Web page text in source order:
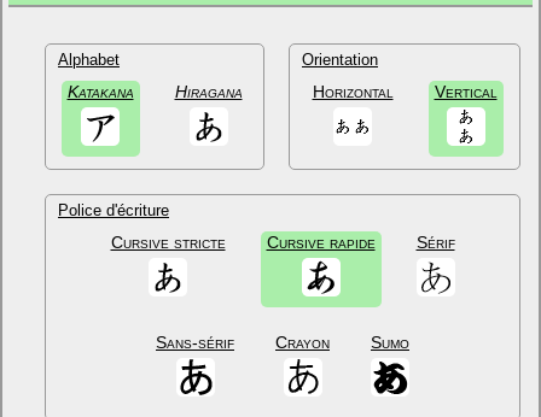
Alphabet
Katakana Hiragana
Orientation
Horizontal Vertical
Police d'écriture
Cursive stricte Cursive rapide Sérif
Sans-sérif Crayon Sumo